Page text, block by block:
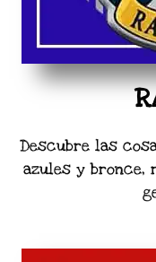
Descubre las
azules y bronce,